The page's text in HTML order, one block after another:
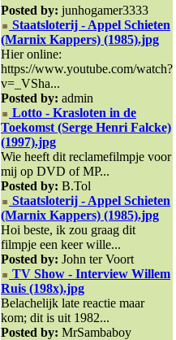
Posted by: junhogamer3333
Staatsloterij - Appel Schieten
(Marnix Kappers) (1985).jpg
Hier online:
https://www.youtube.com/watch?
v=_VSha...
Posted by: admin
Lotto - Krasloten in de
Toekomst (Serge Henri Falcke)
(1997).jpg
Wie heeft dit reclamefilmpje voor
mij op DVD of MP...
Posted by: B.Tol
Staatsloterij - Appel Schieten
(Marnix Kappers) (1985).jpg
Hoi beste, ik zou graag dit
filmpje een keer wille...
Posted by: John ter Voort
TV Show - Interview Willem
Ruis (198x).jpg
Belachelijk late reactie maar
kom; dit is uit 1982...
Posted by: MrSambaboy